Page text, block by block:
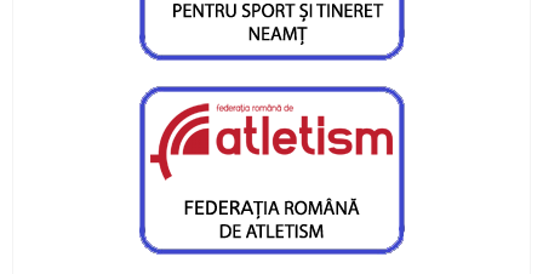
Valentin Gavril candideaza la postul de
vicepresedinte al FR Canotaj
Silviu Munteanu vizeaza o medalie
Ionica Stoica - doua medalii pentru CS Ceahlaul
Medalie de bronz pentru Silviu Munteanu